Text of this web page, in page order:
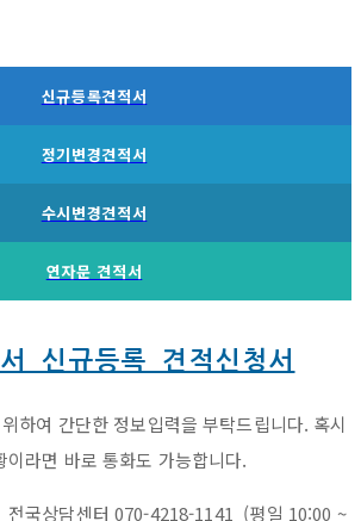
신규등록견적서
정기변경견적서
수시변경견적서
연자문 견적서
신규등록 견적신청서
하여 간단한 정보입력을 부탁드립니다. 혹시
이라면 바로 통화도 가능합니다.
전국상담센터 070-4218-1141 (평일 10:00 ~